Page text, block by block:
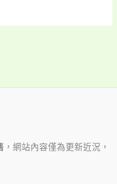
，網站內容僅為更新近況，